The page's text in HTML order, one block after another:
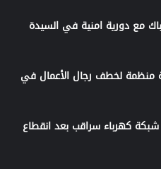
مع دورية امنية في السيدة
منظمة لخطف رجال الأعمال في
كهرباء سراقب بعد انقطاع